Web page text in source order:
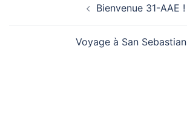
Bienvenue 31-AAE !
Voyage à San Sebastian